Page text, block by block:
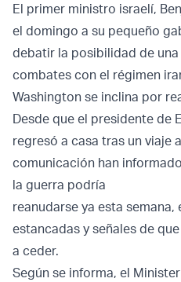
El primer ministro israelí,
el domingo a su pequeño
debatir la posibilidad de
combates con el régimen
Washington se inclina por
Desde que el presidente de
regresó a casa tras un viaje
comunicación han
la guerra podría
reanudarse ya esta
estancadas y señales de
a ceder.
Según se informa, el